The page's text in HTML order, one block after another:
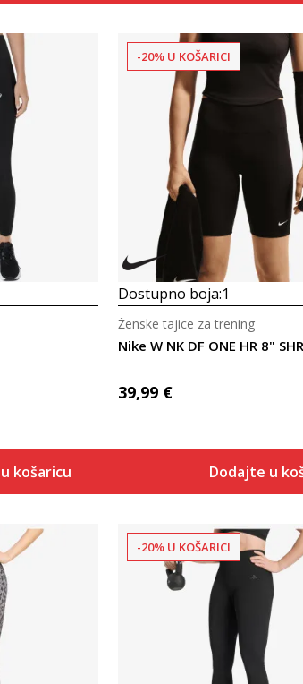
košaricu
-20% U KOŠARICI
Dostupno boja:1
Nike W NK DF ONE HR 8"
Ženske tajice za trening
39,99 €
Dodajte u
Uporedi
-20% U KOŠARICI